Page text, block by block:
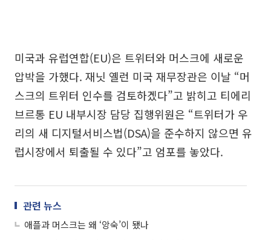
미국과 유럽연합(EU)은 트위터와 머스크에 새로운
압박을 가했다. 재닛 옐런 미국 재무장관은 이날 “머
스크의 트위터 인수를 검토하겠다”고 밝히고 티에리
브르통 EU 내부시장 담당 집행위원은 “트위터가 우
리의 새 디지털서비스법(DSA)을 준수하지 않으면 유
럽시장에서 퇴출될 수 있다”고 엄포를 놓았다.
관련 뉴스
애플과 머스크는 왜 ‘앙숙’이 됐나